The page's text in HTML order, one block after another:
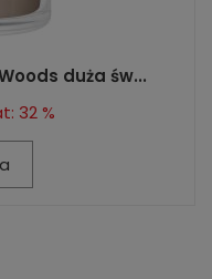
duża św...
32 %